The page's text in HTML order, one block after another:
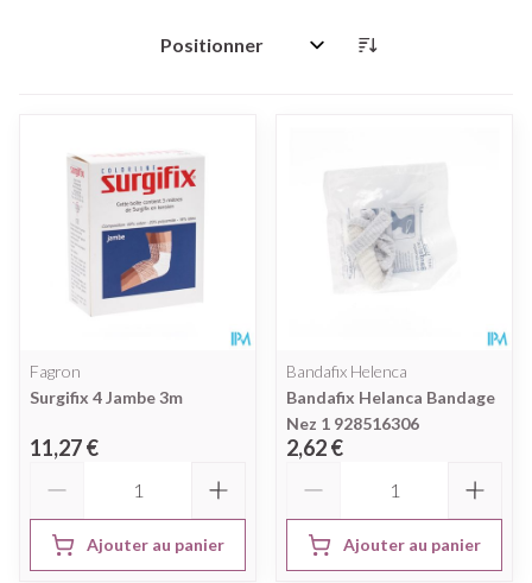
Trier par:
Fagron
Surgifix 4 Jambe 3m
11,27 €
Ajouter au panier
Bandafix Helenca
Bandafix Helanca Bandage
Nez 1 928516306
2,62 €
Ajouter au panier